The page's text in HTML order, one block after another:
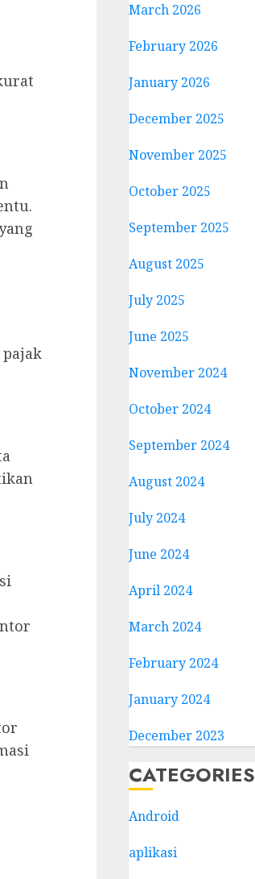
March 2026
February 2026
January 2026
December 2025
November 2025
October 2025
September 2025
August 2025
July 2025
June 2025
November 2024
October 2024
September 2024
August 2024
July 2024
June 2024
April 2024
March 2024
February 2024
January 2024
December 2023
CATEGORIES
Android
aplikasi